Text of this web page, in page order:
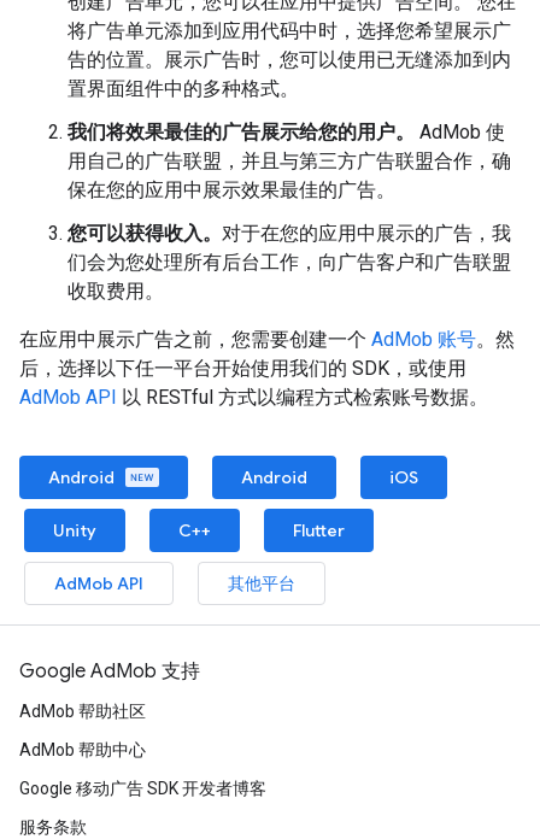
将广告单元添加到应用代码中时，选择您希望展示广
告的位置。展示广告时，您可以使用已无缝添加到内
置界面组件中的多种格式。
我们将效果最佳的广告展示给您的用户。
AdMob 使
用自己的广告联盟，并且与第三方广告联盟合作，确
保在您的应用中展示效果最佳的广告。
您可以获得收入。 对于在您的应用中展示的广告，我
们会为您处理所有后台工作，向广告客户和广告联盟
收取费用。
在应用中展示广告之前，您需要创建一个 AdMob 账号。然
后，选择以下任一平台开始使用我们的 SDK，或使用
AdMob API 以 RESTful 方式以编程方式检索账号数据。
Android Android iOS
Unity C++ Flutter
AdMob API 其他平台
Google AdMob 支持
AdMob 帮助社区
AdMob 帮助中心
Google 移动广告 SDK 开发者博客
服务条款